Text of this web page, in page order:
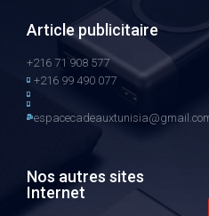
Article publicitaire
+216 71 908 577
+216 99 490 077
Nos autres sites
Internet